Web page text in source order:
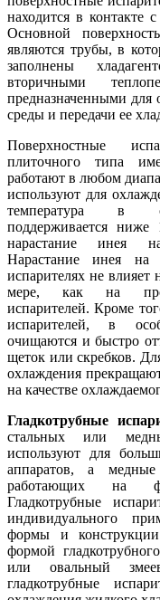
находится в контакте
Основной
являются трубы, в
заполнены
вторичными
предназначенными
среды и передачи ее
Поверхностные
плиточного типа
работают в любом
используют для
температура в
поддерживается
нарастание инея
Нарастание инея на
испарителях не влияет
мере, как на
испарителей. Кроме
испарителей, в
очищаются и быстро
щеток или скребков.
охлаждения
на качестве
Гладкотрубные
стальных или
используют для
аппаратов, а
работающих на
Гладкотрубные
индивидуального
формы и
формой
или овальный
гладкотрубные